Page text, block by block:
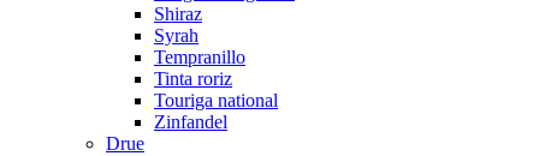
Shiraz
Syrah
Tempranillo
Tinta roriz
Touriga national
Zinfandel
Drue